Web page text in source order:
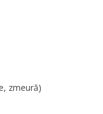
zmeură)